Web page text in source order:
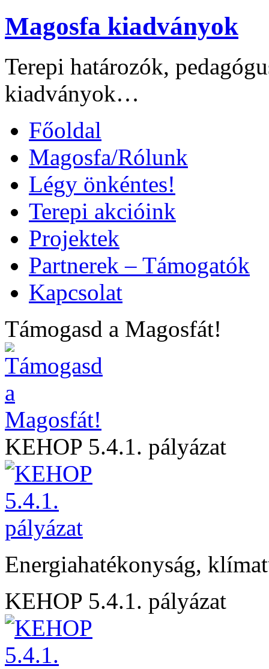
Magosfa kiadványok
Terepi határozók,
kiadványok…
Főoldal
Magosfa/Rólunk
Légy önkéntes!
Terepi akcióink
Projektek
Partnerek – Támogatók
Kapcsolat
Támogasd a Magosfát!
KEHOP 5.4.1. pályázat
Energiahatékonyság,
KEHOP 5.4.1. pályázat